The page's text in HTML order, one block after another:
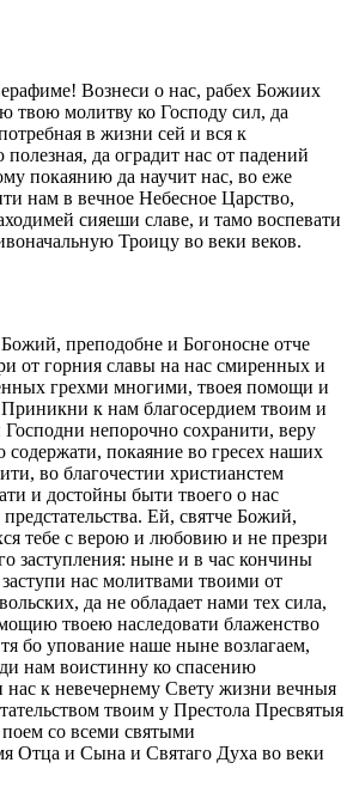
Вознеси о нас, рабех Божиих
твою молитву ко Господу сил, да
в жизни сей и вся к
да оградит нас от падений
покаянию да научит нас, во еже
нам в вечное Небесное Царство,
сияеши славе, и тамо воспевати
Троицу во веки веков.
преподобне и Богоносне отче
от горния славы на нас смиренных и
грехми многими, твоея помощи и
к нам благосердием твоим и
непорочно сохранити, веру
содержати, покаяние во гресех наших
во благочестии христианстем
и достойны быти твоего о нас
Ей, святче Божий,
тебе с верою и любовию и не презри
заступления: ныне и в час кончины
нас молитвами твоими от
да не обладает нами тех сила,
твоею наследовати блаженство
бо упование наше ныне возлагаем,
нам воистинну ко спасению
нас к невечернему Свету жизни вечныя
твоим у Престола Пресвятыя
со всеми святыми
Отца и Сына и Святаго Духа во веки